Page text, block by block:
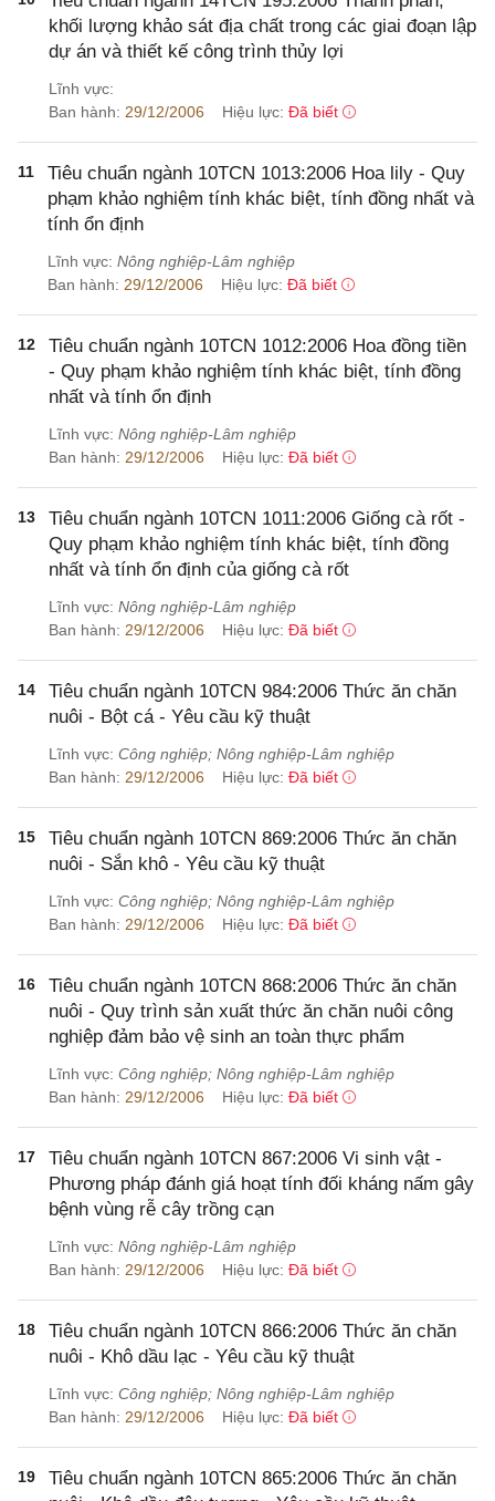
khối lượng khảo sát địa chất trong các giai đoạn lập
dự án và thiết kế công trình thủy lợi
Lĩnh vực:
Ban hành: 29/12/2006 Hiệu lực: Đã biết
11
Tiêu chuẩn ngành 10TCN 1013:2006 Hoa lily - Quy
phạm khảo nghiệm tính khác biệt, tính đồng nhất và
tính ổn định
Lĩnh vực: Nông nghiệp-Lâm nghiệp
Ban hành: 29/12/2006 Hiệu lực: Đã biết
12
Tiêu chuẩn ngành 10TCN 1012:2006 Hoa đồng tiền
- Quy phạm khảo nghiệm tính khác biệt, tính đồng
nhất và tính ổn định
Lĩnh vực: Nông nghiệp-Lâm nghiệp
Ban hành: 29/12/2006 Hiệu lực: Đã biết
13
Tiêu chuẩn ngành 10TCN 1011:2006 Giống cà rốt -
Quy phạm khảo nghiệm tính khác biệt, tính đồng
nhất và tính ổn định của giống cà rốt
Lĩnh vực: Nông nghiệp-Lâm nghiệp
Ban hành: 29/12/2006 Hiệu lực: Đã biết
14
Tiêu chuẩn ngành 10TCN 984:2006 Thức ăn chăn
nuôi - Bột cá - Yêu cầu kỹ thuật
Lĩnh vực: Công nghiệp; Nông nghiệp-Lâm nghiệp
Ban hành: 29/12/2006 Hiệu lực: Đã biết
15
Tiêu chuẩn ngành 10TCN 869:2006 Thức ăn chăn
nuôi - Sắn khô - Yêu cầu kỹ thuật
Lĩnh vực: Công nghiệp; Nông nghiệp-Lâm nghiệp
Ban hành: 29/12/2006 Hiệu lực: Đã biết
16
Tiêu chuẩn ngành 10TCN 868:2006 Thức ăn chăn
nuôi - Quy trình sản xuất thức ăn chăn nuôi công
nghiệp đảm bảo vệ sinh an toàn thực phẩm
Lĩnh vực: Công nghiệp; Nông nghiệp-Lâm nghiệp
Ban hành: 29/12/2006 Hiệu lực: Đã biết
17
Tiêu chuẩn ngành 10TCN 867:2006 Vi sinh vật -
Phương pháp đánh giá hoạt tính đối kháng nấm gây
bệnh vùng rễ cây trồng cạn
Lĩnh vực: Nông nghiệp-Lâm nghiệp
Ban hành: 29/12/2006 Hiệu lực: Đã biết
18
Tiêu chuẩn ngành 10TCN 866:2006 Thức ăn chăn
nuôi - Khô dầu lạc - Yêu cầu kỹ thuật
Lĩnh vực: Công nghiệp; Nông nghiệp-Lâm nghiệp
Ban hành: 29/12/2006 Hiệu lực: Đã biết
19
Tiêu chuẩn ngành 10TCN 865:2006 Thức ăn chăn